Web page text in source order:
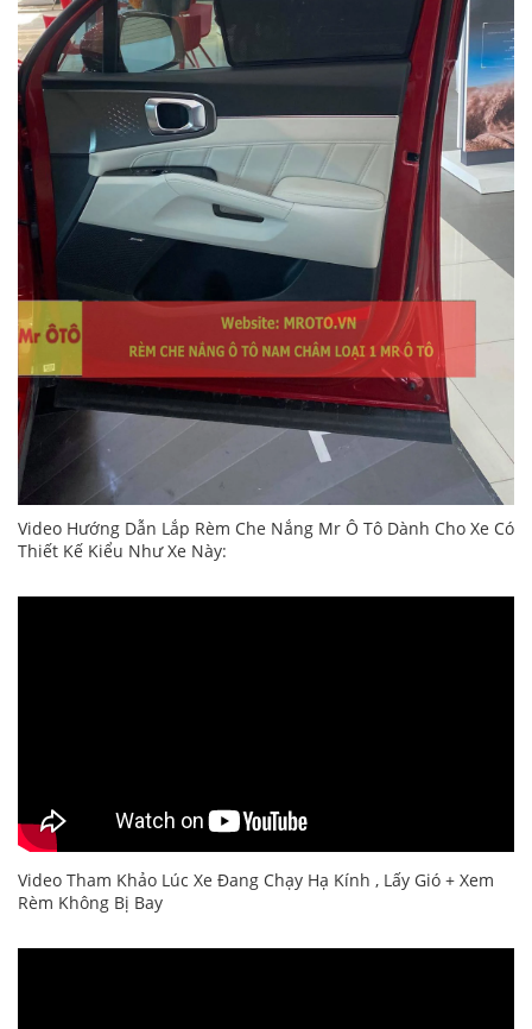
Video Hướng Dẫn Lắp Rèm Che Nắng Mr Ô Tô Dành Cho Xe Có
Thiết Kế Kiểu Như Xe Này:
Video Tham Khảo Lúc Xe Đang Chạy Hạ Kính , Lấy Gió + Xem
Rèm Không Bị Bay